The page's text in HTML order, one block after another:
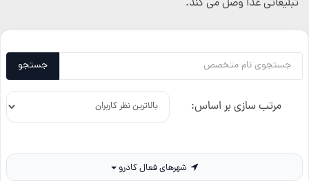
تبلیغاتی غذا وصل می کند.
جستجو
مرتب سازی بر اساس: